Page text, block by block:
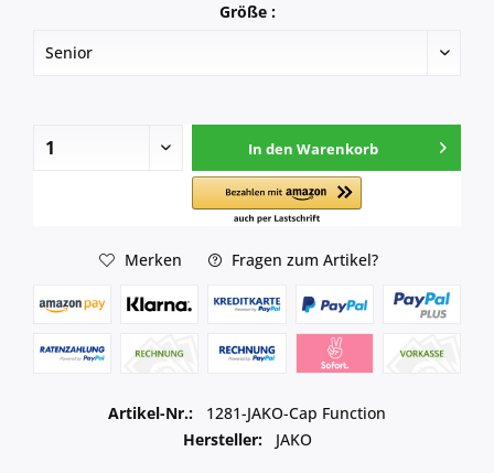
Größe :
In den Warenkorb
Merken Fragen zum Artikel?
Artikel-Nr.:
1281-JAKO-Cap Function
Hersteller:
JAKO